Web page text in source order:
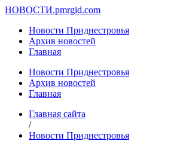
НОВОСТИ.pmrgid.com
Новости Приднестровья
Архив новостей
Главная
Новости Приднестровья
Архив новостей
Главная
Главная сайта
/
Новости Приднестровья